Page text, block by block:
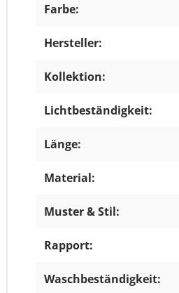
Farbe:
Hersteller:
Kollektion:
Lichtbeständigkeit:
Länge:
Material:
Muster & Stil:
Rapport:
Waschbeständigkeit: